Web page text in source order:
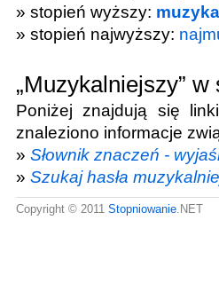
» stopień wyższy:
» stopień najwyższy:
„Muzykalniejszy”
Poniżej znajdują się
znaleziono informacje
» Słownik znaczeń -
» Szukaj hasła
Copyright © 2011 Stopniowanie.NET